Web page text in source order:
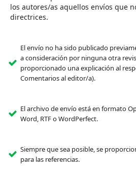
los autores/as aquellos envíos que
directrices.
El envío no ha sido publicado
a consideración por ninguna otra
proporcionado una explicación al
Comentarios al editor/a).
El archivo de envío está en formato
Word, RTF o WordPerfect.
Siempre que sea posible, se
para las referencias.